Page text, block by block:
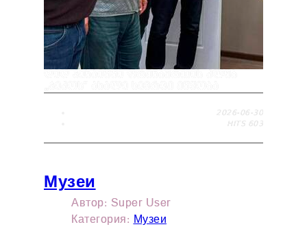
Музеи
Автор: Super User
Категория:Музеи